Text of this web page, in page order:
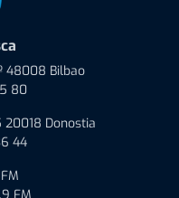
48008 Bilbao
80
Donostia
44